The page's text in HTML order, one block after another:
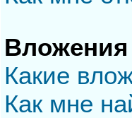
Вложения
Какие
Как мне